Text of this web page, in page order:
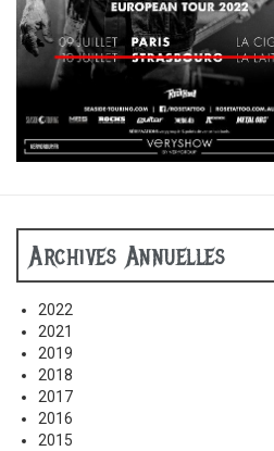
Archives Annuelles
2022
2021
2019
2018
2017
2016
2015